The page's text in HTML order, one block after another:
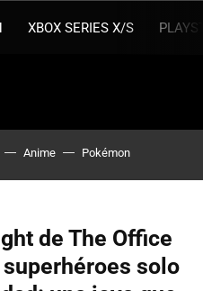
XBOX SERIES X/S
Anime Pokémon
de The Office
solo